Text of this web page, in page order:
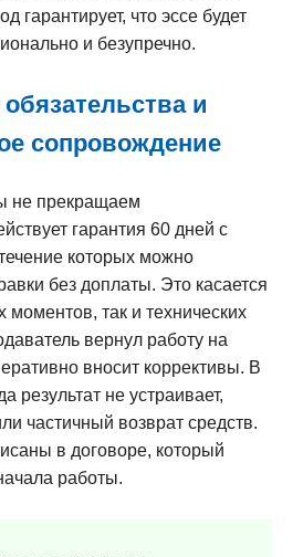
гарантирует, что эссе будет
и безупречно.
и
сопровождение
не прекращаем
гарантия 60 дней с
которых можно
без доплаты. Это касается
моментов, так и технических
вернул работу на
вносит коррективы. В
результат не устраивает,
частичный возврат средств.
в договоре, который
работы.